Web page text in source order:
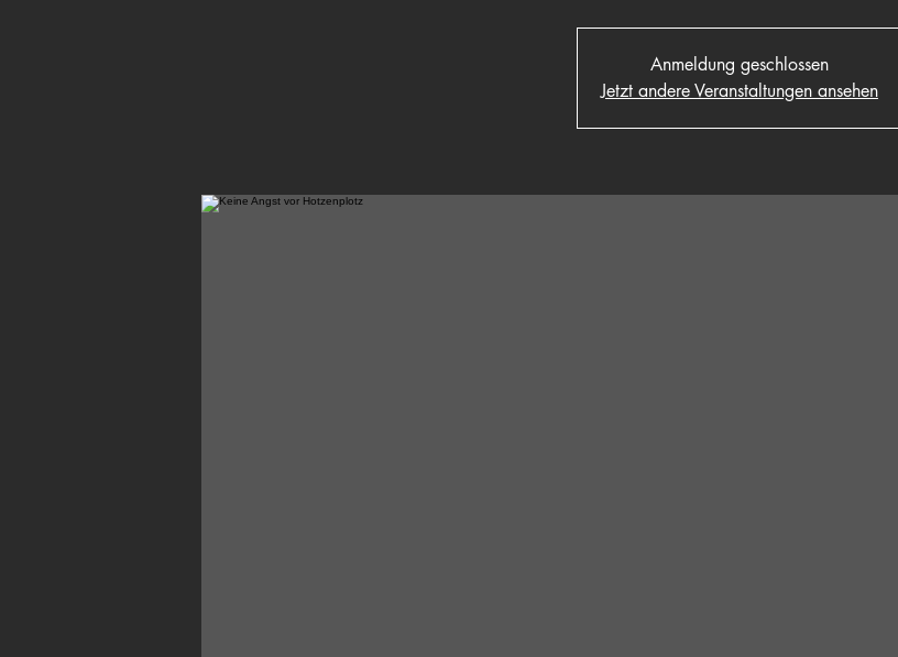
Anmeldung geschlossen
Jetzt andere Veranstaltungen ansehen